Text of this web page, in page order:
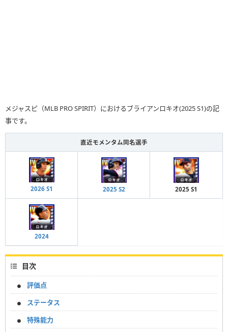
メジャスピ（MLB PRO SPIRIT）におけるブライアンロキオ(2025 S1)の記
事です。
直近モメンタム同名選手
2026 S1 2025 S2 2025 S1
2024
目次
評価点
ステータス
特殊能力